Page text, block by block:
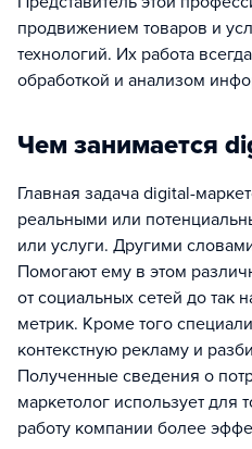
продвижением товаров и
технологий. Их работа
обработкой и анализом
Чем занимается
Главная задача digital-
реальными или
или услуги. Другими
Помогают ему в этом
от социальных сетей до так
метрик. Кроме того
контекстную рекламу и
Полученные сведения о
маркетолог использует для
работу компании более